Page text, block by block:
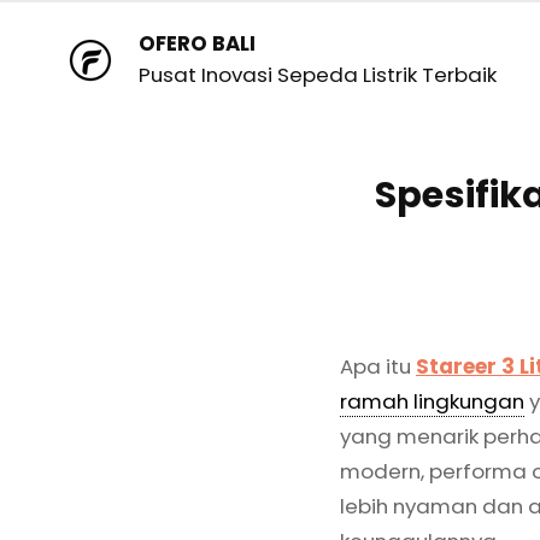
OFERO BALI
Pusat Inovasi Sepeda Listrik Terbaik
Apa itu Stareer 3
ramah lingkungan
yang menarik
modern, performa
lebih nyaman dan